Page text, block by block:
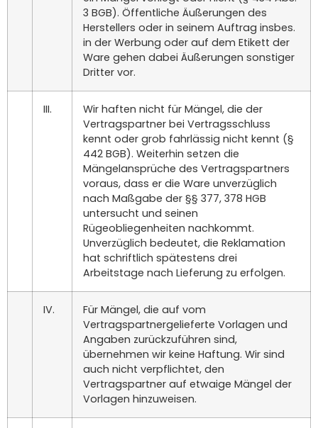
3 BGB). Öffentliche Äußerungen des
Herstellers oder in seinem Auftrag insbes.
in der Werbung oder auf dem Etikett der
Ware gehen dabei Äußerungen sonstiger
Dritter vor.
III.
Wir haften nicht für Mängel, die der
Vertragspartner bei Vertragsschluss
kennt oder grob fahrlässig nicht kennt (§
442 BGB). Weiterhin setzen die
Mängelansprüche des Vertragspartners
voraus, dass er die Ware unverzüglich
nach Maßgabe der §§ 377, 378 HGB
untersucht und seinen
Rügeobliegenheiten nachkommt.
Unverzüglich bedeutet, die Reklamation
hat schriftlich spätestens drei
Arbeitstage nach Lieferung zu erfolgen.
IV.
Für Mängel, die auf vom
Vertragspartnergelieferte Vorlagen und
Angaben zurückzuführen sind,
übernehmen wir keine Haftung. Wir sind
auch nicht verpflichtet, den
Vertragspartner auf etwaige Mängel der
Vorlagen hinzuweisen.